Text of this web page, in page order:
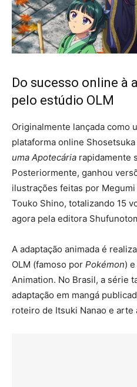
Do sucesso online à
pelo estúdio OLM
Originalmente lançada como
plataforma online Shosetsuka
uma Apotecária rapidamente
Posteriormente, ganhou
ilustrações feitas por
Touko Shino, totalizando 15
agora pela editora
A adaptação animada é
OLM (famoso por Pokémon)
Animation. No Brasil, a série
adaptação em mangá
roteiro de Itsuki Nanao e arte